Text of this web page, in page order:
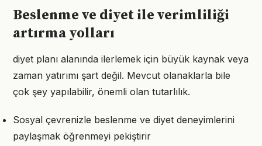
Beslenme ve diyet ile verimliliği
artırma yolları
diyet planı alanında ilerlemek için büyük kaynak veya
zaman yatırımı şart değil. Mevcut olanaklarla bile
çok şey yapılabilir, önemli olan tutarlılık.
Sosyal çevrenizle beslenme ve diyet deneyimlerini
paylaşmak öğrenmeyi pekiştirir